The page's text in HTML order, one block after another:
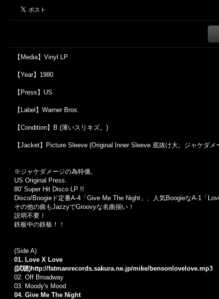
【Media】Vinyl LP
【Year】1980
【Press】US
【Label】Warner Bros.
【Condition】B (薄いスリキズ。)
【Jacket】Picture Sleeve (Original Inner Sleeve 底抜け大。ジャケダメ
※ジャケダメージの為特価。
US Original Press.
80' Super Hit Disco LP !!
Disco/Boogieド定番A-4「Give Me The Night」、人気BoogieなA-1「
その他の曲もJazzyでGroovyな名曲揃い！
説明不要！
鉄板中の鉄板！！
(Side A)
01. Love X Love
(試聴)http://fatmanrecords.sakura.ne.jp/mike/bensonlovelove.mp3
02. Off Broadway
03. Moody's Mood
04. Give Me The Night